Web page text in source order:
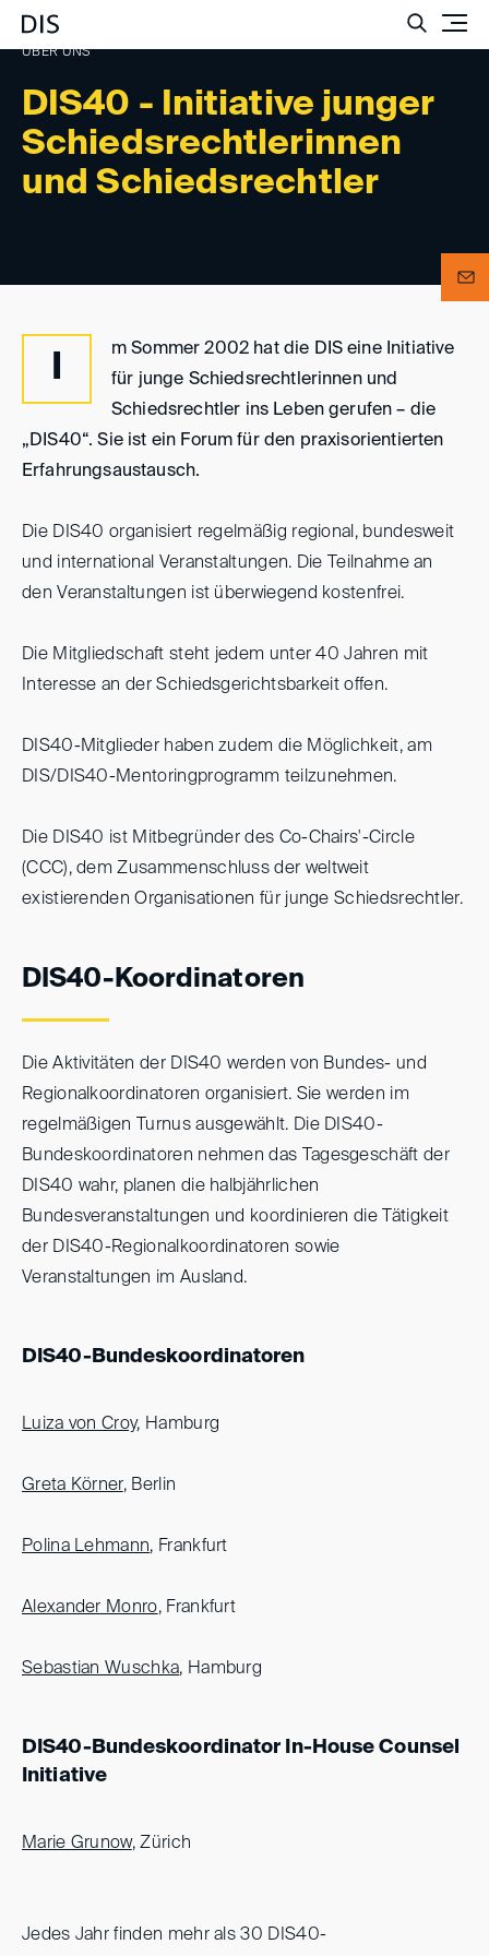
DIS40 - Initiative junger
Schiedsrechtlerinnen
und Schiedsrechtler
ÜBER UNS
I
m Sommer 2002 hat die DIS eine Initiative
für junge Schiedsrechtlerinnen und
Schiedsrechtler ins Leben gerufen – die
„DIS40“. Sie ist ein Forum für den praxisorientierten
Erfahrungsaustausch.
Die DIS40 organisiert regelmäßig regional, bundesweit
und international Veranstaltungen. Die Teilnahme an
den Veranstaltungen ist überwiegend kostenfrei.
Die Mitgliedschaft steht jedem unter 40 Jahren mit
Interesse an der Schiedsgerichtsbarkeit offen.
DIS40-Mitglieder haben zudem die Möglichkeit, am
DIS/DIS40-Mentoringprogramm teilzunehmen.
Die DIS40 ist Mitbegründer des Co-Chairs'-Circle
(CCC), dem Zusammenschluss der weltweit
existierenden Organisationen für junge Schiedsrechtler.
DIS40-Koordinatoren
Die Aktivitäten der DIS40 werden von Bundes- und
Regionalkoordinatoren organisiert. Sie werden im
regelmäßigen Turnus ausgewählt. Die DIS40-
Bundeskoordinatoren nehmen das Tagesgeschäft der
DIS40 wahr, planen die halbjährlichen
Bundesveranstaltungen und koordinieren die Tätigkeit
der DIS40-Regionalkoordinatoren sowie
Veranstaltungen im Ausland.
DIS40-Bundeskoordinatoren
Luiza von Croy, Hamburg
Greta Körner, Berlin
Polina Lehmann, Frankfurt
Alexander Monro, Frankfurt
Sebastian Wuschka, Hamburg
DIS40-Bundeskoordinator In-House Counsel
Initiative
Marie Grunow, Zürich
Jedes Jahr finden mehr als 30 DIS40-